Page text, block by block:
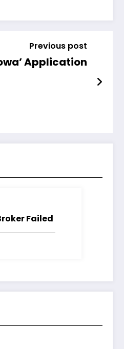
Previous post
Application
Failed